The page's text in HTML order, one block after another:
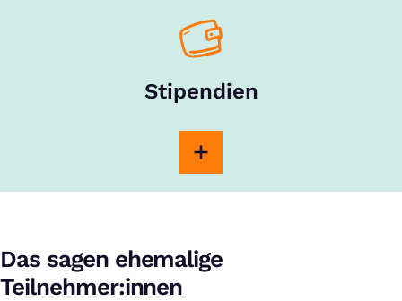
Stipendien
Das sagen ehemalige
Teilnehmer:innen